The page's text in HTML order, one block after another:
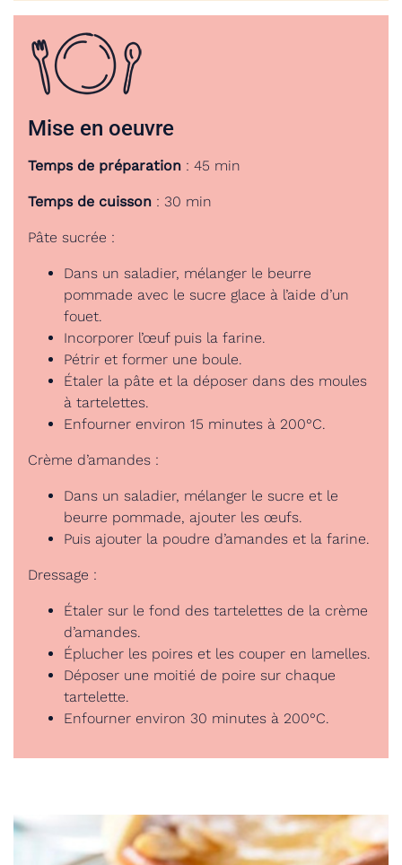
Mise en oeuvre
Temps de préparation : 45 min
Temps de cuisson : 30 min
Pâte sucrée :
Dans un saladier, mélanger le beurre
pommade avec le sucre glace à l’aide d’un
fouet.
Incorporer l’œuf puis la farine.
Pétrir et former une boule.
Étaler la pâte et la déposer dans des moules
à tartelettes.
Enfourner environ 15 minutes à 200°C.
Crème d’amandes :
Dans un saladier, mélanger le sucre et le
beurre pommade, ajouter les œufs.
Puis ajouter la poudre d’amandes et la farine.
Dressage :
Étaler sur le fond des tartelettes de la crème
d’amandes.
Éplucher les poires et les couper en lamelles.
Déposer une moitié de poire sur chaque
tartelette.
Enfourner environ 30 minutes à 200°C.